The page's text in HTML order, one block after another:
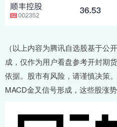
（以上内容为腾讯自选股基于公
成，仅作为用户看盘参考开封期
依据。股市有风险，请谨慎决策。
MACD金叉信号形成，这些股涨势